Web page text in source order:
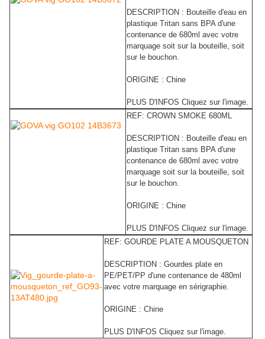
DESCRIPTION : Bouteille d'eau en
plastique Tritan sans BPA d'une
contenance de 680ml avec votre
marquage soit sur la bouteille, soit
sur le bouchon.
ORIGINE : Chine
PLUS D'INFOS Cliquez sur l'image.
REF: CROWN SMOKE 680ML
DESCRIPTION : Bouteille d'eau en
plastique Tritan sans BPA d'une
contenance de 680ml avec votre
marquage soit sur la bouteille, soit
sur le bouchon.
ORIGINE : Chine
PLUS D'INFOS Cliquez sur l'image.
REF: GOURDE PLATE A MOUSQUETON
DESCRIPTION : Gourdes plate en
PE/PET/PP d'une contenance de 480ml
avec votre marquage en sérigraphie.
ORIGINE : Chine
PLUS D'INFOS Cliquez sur l'image.